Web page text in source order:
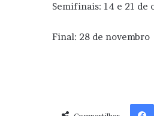
Semifinais: 14 e 21 de
Final: 28 de novembro